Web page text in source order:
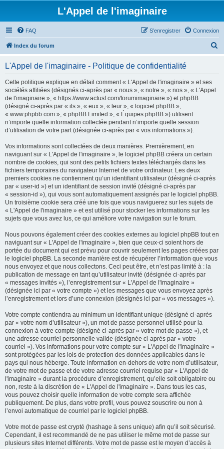
L'Appel de l'imaginaire
FAQ Connexion
S’enregistrer
Index du forum
L'Appel de l'imaginaire - Politique de confidentialité
Cette politique explique en détail comment « L'Appel de l'imaginaire » et ses
sociétés affiliées (désignés ci-après par « nous », « notre », « nos », « L'Appel
de l'imaginaire », « https://www.actusf.com/forumimaginaire ») et phpBB
(désigné ci-après par « ils », « eux », « leur », « logiciel phpBB »,
« www.phpbb.com », « phpBB Limited », « Équipes phpBB ») utilisent
n’importe quelle information collectée pendant n’importe quelle session
d’utilisation de votre part (désignée ci-après par « vos informations »).
Vos informations sont collectées de deux manières. Premièrement, en
naviguant sur « L'Appel de l'imaginaire », le logiciel phpBB créera un certain
nombre de cookies, qui sont des petits fichiers textes téléchargés dans les
fichiers temporaires du navigateur Internet de votre ordinateur. Les deux
premiers cookies ne contiennent qu’un identifiant utilisateur (désigné ci-après
par « user-id ») et un identifiant de session invité (désigné ci-après par
« session-id »), qui vous sont automatiquement assignés par le logiciel phpBB.
Un troisième cookie sera créé une fois que vous naviguerez sur les sujets de
« L'Appel de l'imaginaire » et est utilisé pour stocker les informations sur les
sujets que vous avez lus, ce qui améliore votre navigation sur le forum.
Nous pouvons également créer des cookies externes au logiciel phpBB tout en
naviguant sur « L'Appel de l'imaginaire », bien que ceux-ci soient hors de
portée du document qui est prévu pour couvrir seulement les pages créées par
le logiciel phpBB. La seconde manière est de récupérer l’information que vous
nous envoyez et que nous collectons. Ceci peut être, et n’est pas limité à : la
publication de message en tant qu’utilisateur invité (désignée ci-après par
« messages invités »), l’enregistrement sur « L'Appel de l'imaginaire »
(désignée ici par « votre compte ») et les messages que vous envoyez après
l’enregistrement et lors d’une connexion (désignés ici par « vos messages »).
Votre compte contiendra au minimum un identifiant unique (désigné ci-après
par « votre nom d’utilisateur »), un mot de passe personnel utilisé pour la
connexion à votre compte (désigné ci-après par « votre mot de passe »), et
une adresse courriel personnelle valide (désignée ci-après par « votre
courriel »). Vos informations pour votre compte sur « L'Appel de l'imaginaire »
sont protégées par les lois de protection des données applicables dans le
pays qui nous héberge. Toute information en-dehors de votre nom d’utilisateur,
de votre mot de passe et de votre adresse courriel requise par « L'Appel de
l'imaginaire » durant la procédure d’enregistrement, qu’elle soit obligatoire ou
non, reste à la discrétion de « L'Appel de l'imaginaire ». Dans tous les cas,
vous pouvez choisir quelle information de votre compte sera affichée
publiquement. De plus, dans votre profil, vous pouvez souscrire ou non à
l’envoi automatique de courriel par le logiciel phpBB.
Votre mot de passe est crypté (hashage à sens unique) afin qu’il soit sécurisé.
Cependant, il est recommandé de ne pas utiliser le même mot de passe sur
plusieurs sites Internet différents. Votre mot de passe est le moyen d’accès à